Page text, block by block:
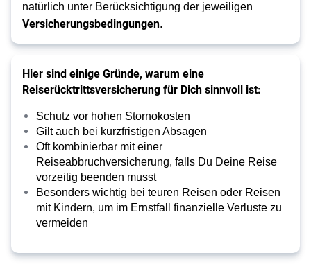
natürlich unter Berücksichtigung der jeweiligen
Versicherungsbedingungen.
Hier sind einige Gründe, warum eine
Reiserücktrittsversicherung für Dich sinnvoll ist:
Schutz vor hohen Stornokosten
Gilt auch bei kurzfristigen Absagen
Oft kombinierbar mit einer
Reiseabbruchversicherung, falls Du Deine Reise
vorzeitig beenden musst
Besonders wichtig bei teuren Reisen oder Reisen
mit Kindern, um im Ernstfall finanzielle Verluste zu
vermeiden